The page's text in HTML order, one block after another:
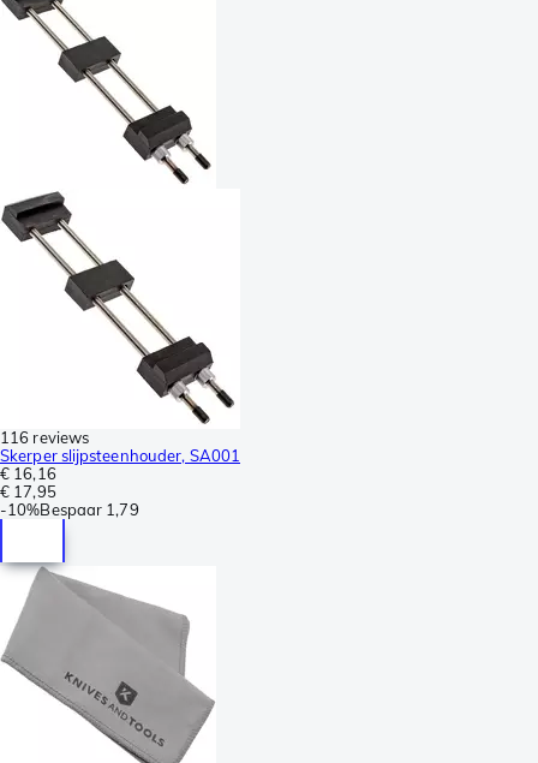
116 reviews
Skerper slijpsteenhouder, SA001
€ 16,16
€ 17,95
-10%Bespaar 1,79